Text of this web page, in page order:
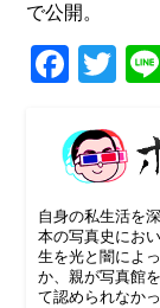
で公開。
自身の私生活を
本の写真史にお
生を光と闇によ
か、親が写真館
て認められなか